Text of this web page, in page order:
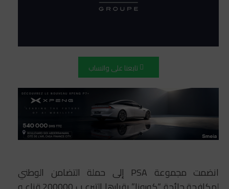
تابعنا على واتساب
انضمت مجموعة PSA إلى حملة التضامن الوطني